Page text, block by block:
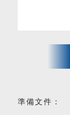
準備文件：